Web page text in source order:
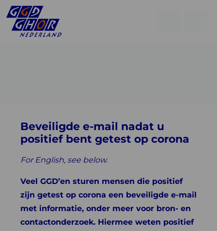
Beveiligde e-mail nadat u
positief bent getest op corona
For English, see below.
Veel GGD’en sturen mensen die positief
zijn getest op corona een beveiligde e-mail
met informatie, onder meer voor bron- en
contactonderzoek. Hiermee weten positief